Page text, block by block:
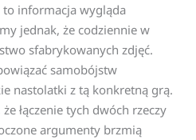
informacja wygląda
jednak, że codziennie w
sfabrykowanych zdjęć.
samobójstw
nastolatki z tą konkretną grą.
łączenie tych dwóch rzeczy
argumenty brzmią